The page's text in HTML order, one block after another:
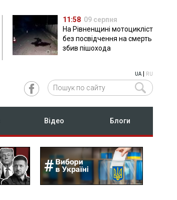
11:58 09 серпня
На Рівненщині мотоцикліст
без посвідчення на смерть
збив пішохода
UA| RU
Відео Блоги